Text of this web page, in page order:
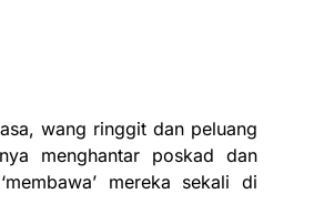
wang ringgit dan peluang
menghantar poskad dan
mereka sekali di